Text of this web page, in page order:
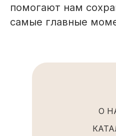
помогают нам
самые главные
О